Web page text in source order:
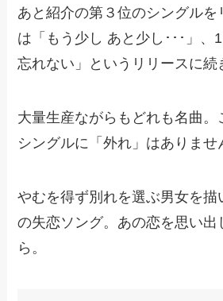
あと紹介の第３位のシングルを
は「もう少し あと少し･･･」、
忘れない」というリリースに続
大量生産ながらもどれも名曲。
シングルに「外れ」はありませ
やむを得ず別れを選ぶ男女を描
の失恋ソング。あの恋を思い出
ら。